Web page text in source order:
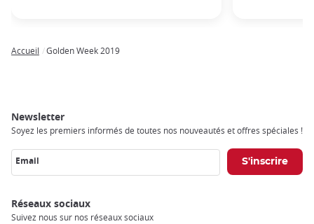
Accueil Golden Week 2019
Newsletter
Soyez les premiers informés de toutes nos nouveautés et offres spéciales !
Email
Réseaux sociaux
Suivez nous sur nos réseaux sociaux